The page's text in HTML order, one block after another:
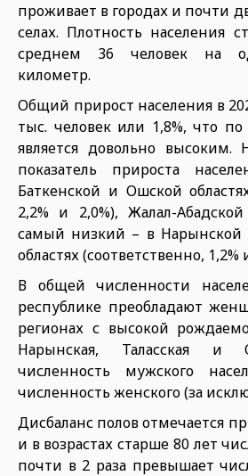
проживает в городах и почти
селах. Плотность населения
среднем 36 человек на
километр.
Общий прирост населения в
тыс. человек или 1,8%, что
является довольно высоким.
показатель прироста
Баткенской и Ошской
2,2% и 2,0%), Жалал-
самый низкий – в Нарынской
областях (соответственно, 1,2%
В общей численности
республике преобладают
регионах с высокой
Нарынская, Таласская и
численность мужского
численность женского (за
Дисбаланс полов отмечается
и в возрастах старше 80 лет
почти в 2 раза превышает